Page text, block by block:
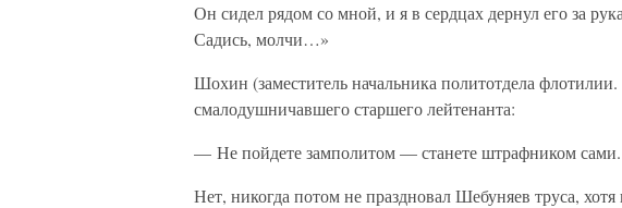
Он сидел рядом со мной, и я в сердцах дернул его за
Садись, молчи…»
Шохин (заместитель начальника политотдела
смалодушничавшего старшего лейтенанта:
— Не пойдете замполитом — станете штрафником
Нет, никогда потом не праздновал Шебуняев труса,